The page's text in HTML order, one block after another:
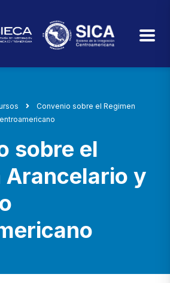
Convenio sobre el Regimen
sobre el
Arancelario y